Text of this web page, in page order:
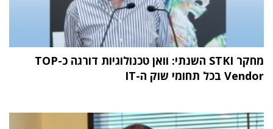
מחקר STKI השנתי: וואן טכנולוגיות דורגה כ-TOP
Vendor בכל תחומי שוק ה-IT